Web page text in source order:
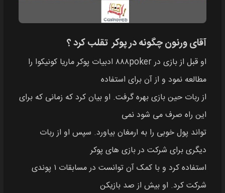
آقای ورنون چگونه در پوکر تقلب کرد ؟
او قبل از بازی در ۸۸۸poker ادبیات پوکر ماریا کونیکوا را
مطالعه نمود و از آن برای استفاده
از ربات حین بازی بهره گرفت. او بیان کرد که زمانی که برای
این راه صرف می شود نمی
تواند پول خوبی را به ارمغان بیاورد. سپس او از ربات
دیگری برای شرکت در بازی های پوکر
استفاده کرد و با کمک آن توانست در مسابقات ۱ پوندی
شرکت کرد. او بیش از صد بازیکن